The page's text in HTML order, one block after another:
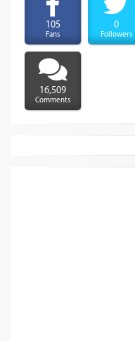
105
Fans
0
Followers
16,509
Comments